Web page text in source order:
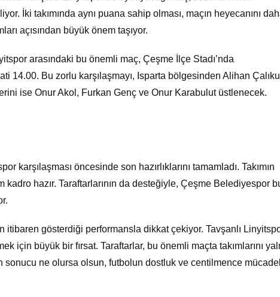
İki takımında aynı puana sahip olması, maçın heyecanını
açısından büyük önem taşıyor.
arasındaki bu önemli maç, Çeşme İlçe Stadı’nda
14.00. Bu zorlu karşılaşmayı, Isparta bölgesinden Alihan
ise Onur Akol, Furkan Genç ve Onur Karabulut üstlenecek.
karşılaşması öncesinde son hazırlıklarını tamamladı. Takımın
hazır. Taraftarlarının da desteğiyle, Çeşme Belediyespor
itibaren gösterdiği performansla dikkat çekiyor. Tavşanlı
için büyük bir fırsat. Taraftarlar, bu önemli maçta takımlarını
sonucu ne olursa olsun, futbolun dostluk ve centilmence